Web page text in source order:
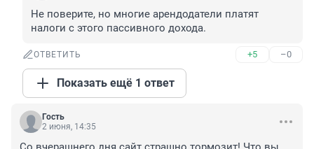
Не поверите, но многие арендодатели платят
налоги с этого пассивного дохода.
ОТВЕТИТЬ +5 –0
Показать ещё 1 ответ
Гость
2 июня, 14:35